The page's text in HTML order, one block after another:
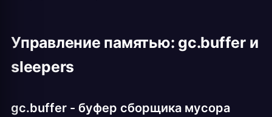
Управление памятью: gc.buffer и
sleepers
gc.buffer - буфер сборщика мусора